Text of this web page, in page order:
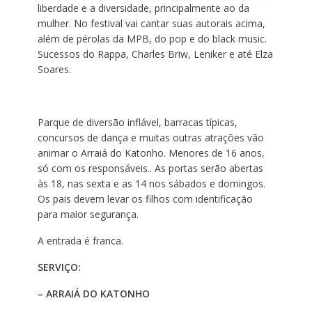
liberdade e a diversidade, principalmente ao da
mulher. No festival vai cantar suas autorais acima,
além de pérolas da MPB, do pop e do black music.
Sucessos do Rappa, Charles Briw, Leniker e até Elza
Soares.
Parque de diversão inflável, barracas típicas,
concursos de dança e muitas outras atrações vão
animar o Arraiá do Katonho. Menores de 16 anos,
só com os responsáveis.. As portas serão abertas
às 18, nas sexta e as 14 nos sábados e domingos.
Os pais devem levar os filhos com identificação
para maior segurança.
A entrada é franca.
SERVIÇO:
– ARRAIÁ DO KATONHO